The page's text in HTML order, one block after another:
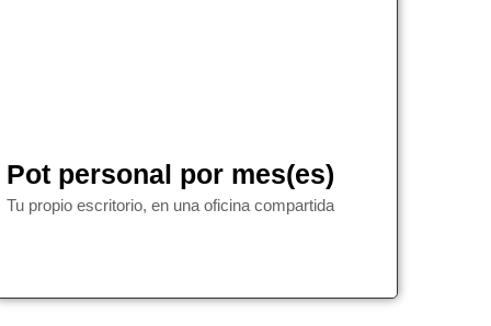
Pot personal por mes(es)
Tu propio escritorio, en una oficina compartida